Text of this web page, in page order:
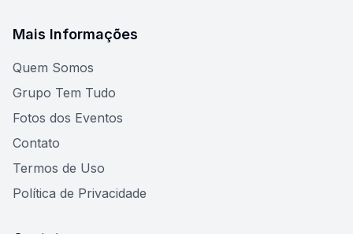
Mais Informações
Quem Somos
Grupo Tem Tudo
Fotos dos Eventos
Contato
Termos de Uso
Política de Privacidade